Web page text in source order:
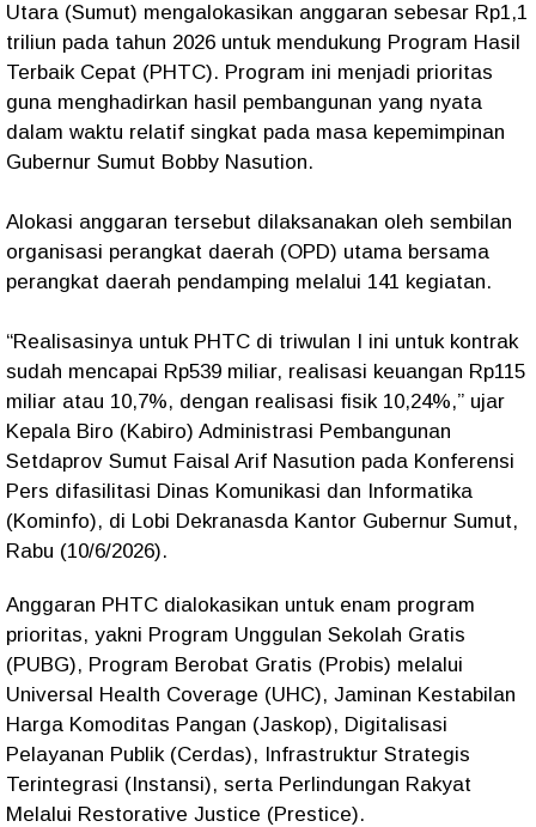
Utara (Sumut) mengalokasikan anggaran sebesar Rp1,1
triliun pada tahun 2026 untuk mendukung Program Hasil
Terbaik Cepat (PHTC). Program ini menjadi prioritas
guna menghadirkan hasil pembangunan yang nyata
dalam waktu relatif singkat pada masa kepemimpinan
Gubernur Sumut Bobby Nasution.
Alokasi anggaran tersebut dilaksanakan oleh sembilan
organisasi perangkat daerah (OPD) utama bersama
perangkat daerah pendamping melalui 141 kegiatan.
“Realisasinya untuk PHTC di triwulan I ini untuk kontrak
sudah mencapai Rp539 miliar, realisasi keuangan Rp115
miliar atau 10,7%, dengan realisasi fisik 10,24%,” ujar
Kepala Biro (Kabiro) Administrasi Pembangunan
Setdaprov Sumut Faisal Arif Nasution pada Konferensi
Pers difasilitasi Dinas Komunikasi dan Informatika
(Kominfo), di Lobi Dekranasda Kantor Gubernur Sumut,
Rabu (10/6/2026).
Anggaran PHTC dialokasikan untuk enam program
prioritas, yakni Program Unggulan Sekolah Gratis
(PUBG), Program Berobat Gratis (Probis) melalui
Universal Health Coverage (UHC), Jaminan Kestabilan
Harga Komoditas Pangan (Jaskop), Digitalisasi
Pelayanan Publik (Cerdas), Infrastruktur Strategis
Terintegrasi (Instansi), serta Perlindungan Rakyat
Melalui Restorative Justice (Prestice).